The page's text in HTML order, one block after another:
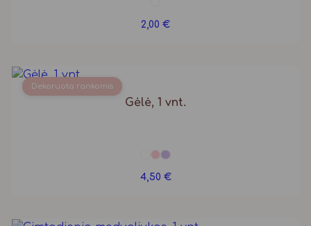
2,00 €
Dekoruota rankomis
Gėlė, 1 vnt.
4,50 €